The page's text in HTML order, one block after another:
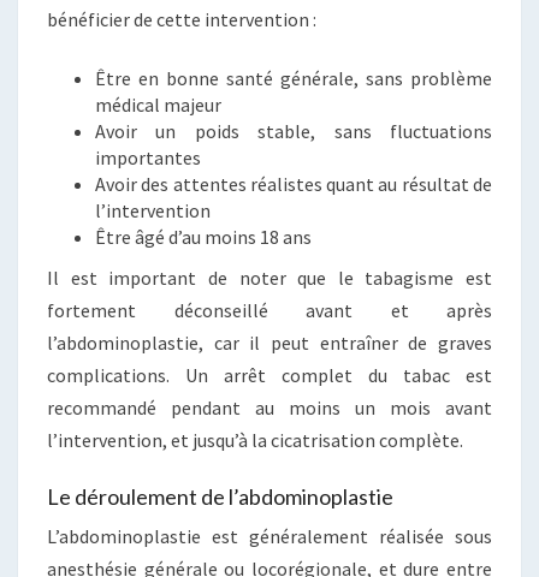
bénéficier de cette intervention :
Être en bonne santé générale, sans problème
médical majeur
Avoir un poids stable, sans fluctuations
importantes
Avoir des attentes réalistes quant au résultat de
l’intervention
Être âgé d’au moins 18 ans
Il est important de noter que le tabagisme est
fortement déconseillé avant et après
l’abdominoplastie, car il peut entraîner de graves
complications. Un arrêt complet du tabac est
recommandé pendant au moins un mois avant
l’intervention, et jusqu’à la cicatrisation complète.
Le déroulement de l’abdominoplastie
L’abdominoplastie est généralement réalisée sous
anesthésie générale ou locorégionale, et dure entre